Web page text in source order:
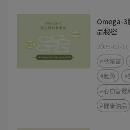
Omega-3
品秘密
2025-03-11
#秋樂富
#鮭魚
#
#心血管健
#健康油品